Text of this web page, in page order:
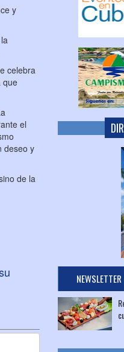
y
celebra
que
el
deseo y
de la